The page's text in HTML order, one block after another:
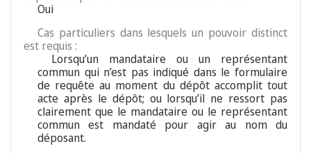
Oui
Cas particuliers dans lesquels un pouvoir distinct
est requis :
Lorsqu’un mandataire ou un représentant
commun qui n’est pas indiqué dans le formulaire
de requête au moment du dépôt accomplit tout
acte après le dépôt; ou lorsqu’il ne ressort pas
clairement que le mandataire ou le représentant
commun est mandaté pour agir au nom du
déposant.